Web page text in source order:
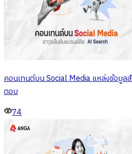
คอนเทนต์บน Social Media แหล่งข้อมูล
ตอบ
74